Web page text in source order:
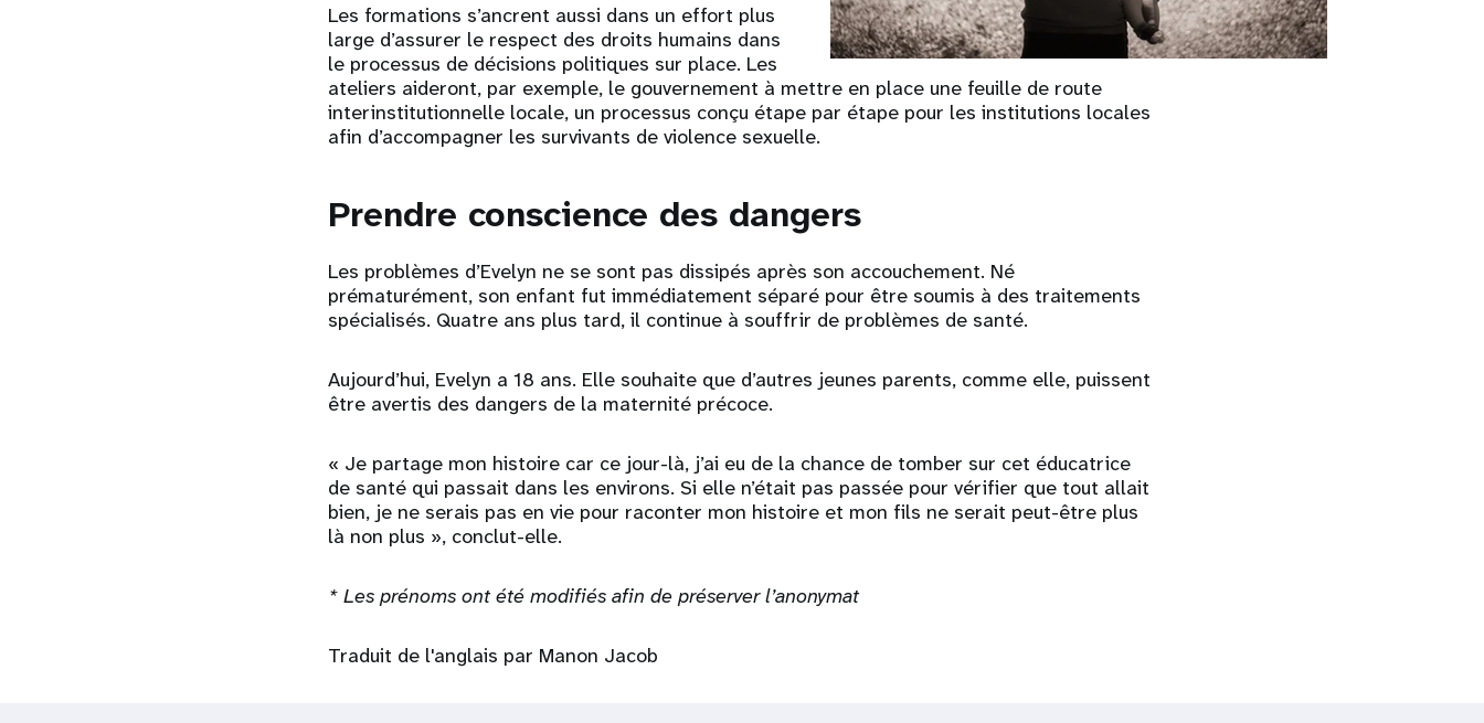
Les formations s’ancrent aussi dans un effort plus
large d’assurer le respect des droits humains dans
le processus de décisions politiques sur place. Les
ateliers aideront, par exemple, le gouvernement à mettre en place une feuille de route
interinstitutionnelle locale, un processus conçu étape par étape pour les institutions locales
afin d’accompagner les survivants de violence sexuelle.
Prendre conscience des dangers
Les problèmes d’Evelyn ne se sont pas dissipés après son accouchement. Né
prématurément, son enfant fut immédiatement séparé pour être soumis à des traitements
spécialisés. Quatre ans plus tard, il continue à souffrir de problèmes de santé.
Aujourd’hui, Evelyn a 18 ans. Elle souhaite que d’autres jeunes parents, comme elle, puissent
être avertis des dangers de la maternité précoce.
« Je partage mon histoire car ce jour-là, j’ai eu de la chance de tomber sur cet éducatrice
de santé qui passait dans les environs. Si elle n’était pas passée pour vérifier que tout allait
bien, je ne serais pas en vie pour raconter mon histoire et mon fils ne serait peut-être plus
là non plus », conclut-elle.
* Les prénoms ont été modifiés afin de préserver l’anonymat
Traduit de l'anglais par Manon Jacob